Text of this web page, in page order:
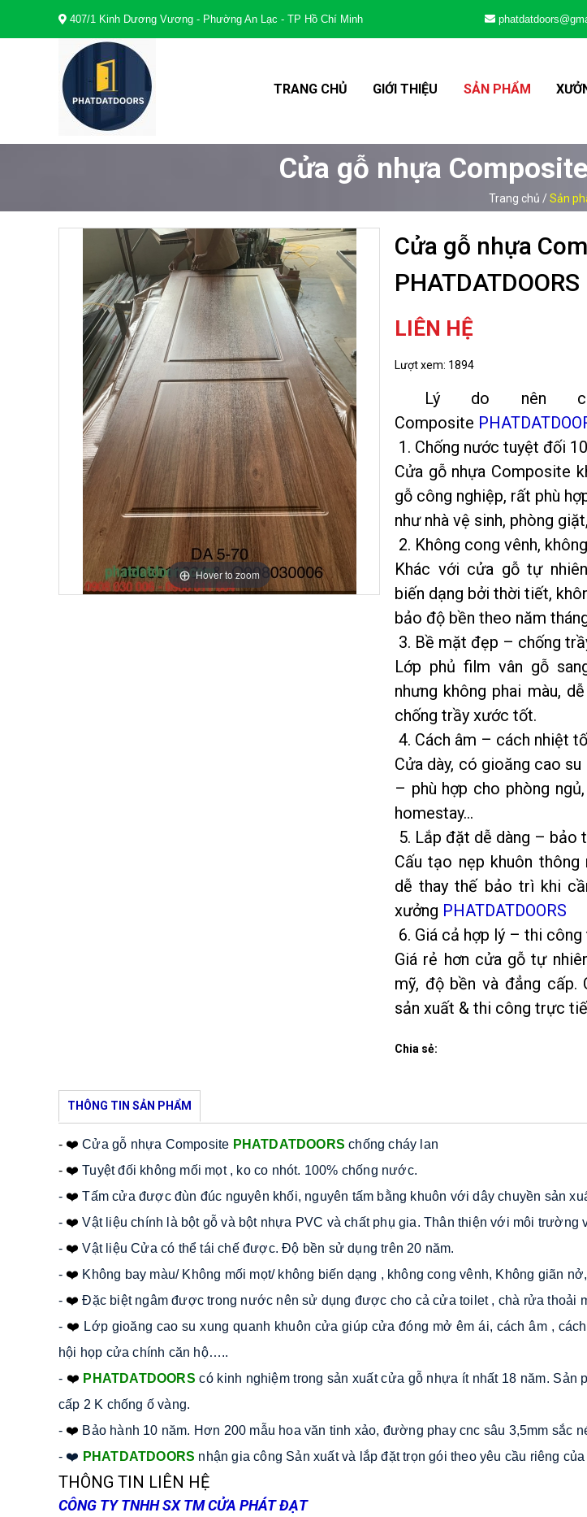
407/1 Kinh Dương Vương - Phường An Lạc - TP Hồ Chí Minh
TRANG CHỦ GIỚI THIỆU SẢN PHẨM
Cửa gỗ nhựa
Trang chủ / Sản
Hover to zoom
Cửa gỗ nhựa
PHATDATDOORS
LIÊN HỆ
Lượt xem: 1894
Lý do nên
Composite
1. Chống nước tuyệt đối
Cửa gỗ nhựa Composite
gỗ công nghiệp, rất phù
như nhà vệ sinh, phòng
2. Không cong vênh,
Khác với cửa gỗ tự
biến dạng bởi thời tiết,
bảo độ bền theo năm
3. Bề mặt đẹp – chống
Lớp phủ film vân gỗ
nhưng không phai màu,
chống trầy xước tốt.
4. Cách âm – cách nhiệt
Cửa dày, có gioăng cao
– phù hợp cho phòng
homestay…
5. Lắp đặt dễ dàng – bảo
Cấu tạo nẹp khuôn thông
dễ thay thế bảo trì khi
xưởng PHATDATDOORS
6. Giá cả hợp lý – thi công
Giá rẻ hơn cửa gỗ tự
mỹ, độ bền và đẳng cấp.
sản xuất & thi công trực
Chia sẻ:
THÔNG TIN SẢN PHẨM
- ❤️ Cửa gỗ nhựa Composite PHATDATDOORS chống cháy lan
- ❤️ Tuyệt đối không mối mọt , ko co nhót. 100% chống nước.
- ❤️Tấm cửa được đùn đúc nguyên khối, nguyên tấm bằng khuôn với dây chuyền sản
- ❤️Vật liệu chính là bột gỗ và bột nhựa PVC và chất phụ gia. Thân thiện với môi trường
- ❤️Vật liệu Cửa có thể tái chế được. Độ bền sử dụng trên 20 năm.
- ❤️ Không bay màu/ Không mối mọt/ không biến dạng , không cong vênh, Không giãn
- ❤️Đặc biệt ngâm được trong nước nên sử dụng được cho cả cửa toilet , chà rửa thoải
- ❤️ Lớp gioăng cao su xung quanh khuôn cửa giúp cửa đóng mở êm ái, cách âm ,
hội họp cửa chính căn hộ…..
- ❤️ PHATDATDOORS có kinh nghiệm trong sản xuất cửa gỗ nhựa ít nhất 18 năm.
cấp 2 K chống ố vàng.
- ❤️ Bảo hành 10 năm. Hơn 200 mẫu hoa văn tinh xảo, đường phay cnc sâu 3,5mm sắc
- ❤️ PHATDATDOORS nhận gia công Sản xuất và lắp đặt trọn gói theo yêu cầu riêng của
THÔNG TIN LIÊN HỆ
CÔNG TY TNHH SX TM CỬA PHÁT ĐẠT